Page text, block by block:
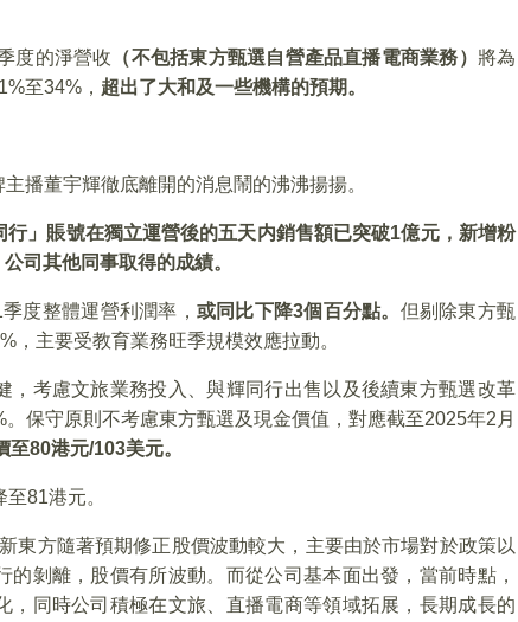
度的淨營收 （不包括東方甄選自營產品直播電商業務） 將為
至34%， 超出了大和及一些機構的預期。
播董宇輝徹底離開的消息鬧的沸沸揚揚。
行」賬號在獨立運營後的五天内銷售額已突破1億元，新增粉
司其他同事取得的成績。
度整體運營利潤率， 或同比下降3個百分點。 但剔除東方甄
，主要受教育業務旺季規模效應拉動。
，考慮文旅業務投入、與輝同行出售以及後續東方甄選改革
保守原則不考慮東方甄選及現金價值，對應截至2025年2月
至80港元/103美元。
81港元。
東方隨著預期修正股價波動較大，主要由於市場對於政策以
剝離，股價有所波動。而從公司基本面出發，當前時點，
，同時公司積極在文旅、直播電商等領域拓展，長期成長的